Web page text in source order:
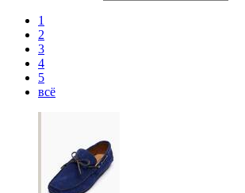
1
2
3
4
5
всё